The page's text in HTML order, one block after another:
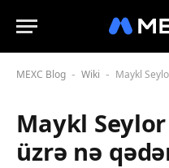
MEXC Blog - Wiki - Maykl
Maykl
üzrə nə